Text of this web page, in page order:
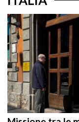
Missione tra le